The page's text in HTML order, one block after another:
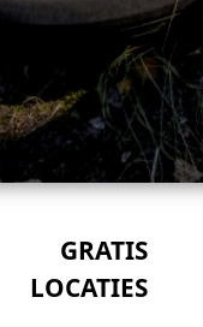
GRATIS
LOCATIES